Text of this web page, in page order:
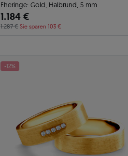
Eheringe: Gold, Halbrund, 5 mm
1.184 €
1.287 € Sie sparen 103 €
-12%